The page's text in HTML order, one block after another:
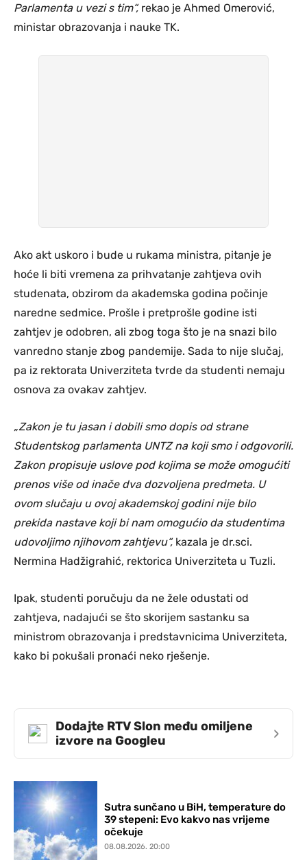
Parlamenta u vezi s tim“, rekao je Ahmed Omerović,
ministar obrazovanja i nauke TK.
Ako akt uskoro i bude u rukama ministra, pitanje je
hoće li biti vremena za prihvatanje zahtjeva ovih
studenata, obzirom da akademska godina počinje
naredne sedmice. Prošle i pretprošle godine isti
zahtjev je odobren, ali zbog toga što je na snazi bilo
vanredno stanje zbog pandemije. Sada to nije slučaj,
pa iz rektorata Univerziteta tvrde da studenti nemaju
osnova za ovakav zahtjev.
„Zakon je tu jasan i dobili smo dopis od strane
Studentskog parlamenta UNTZ na koji smo i odgovorili.
Zakon propisuje uslove pod kojima se može omogućiti
prenos više od inače dva dozvoljena predmeta. U
ovom slučaju u ovoj akademskoj godini nije bilo
prekida nastave koji bi nam omogućio da studentima
udovoljimo njihovom zahtjevu“, kazala je dr.sci.
Nermina Hadžigrahić, rektorica Univerziteta u Tuzli.
Ipak, studenti poručuju da ne žele odustati od
zahtjeva, nadajući se što skorijem sastanku sa
ministrom obrazovanja i predstavnicima Univerziteta,
kako bi pokušali pronaći neko rješenje.
Dodajte RTV Slon među omiljene
izvore na Googleu
›
Sutra sunčano u BiH, temperature do
39 stepeni: Evo kakvo nas vrijeme
očekuje
08.08.2026. 20:00